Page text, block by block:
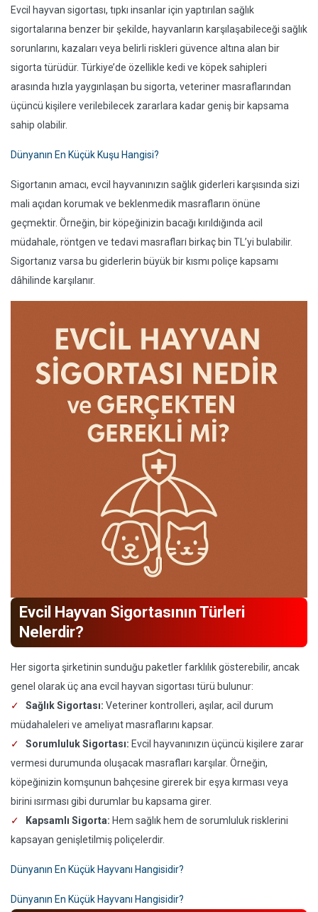
Evcil hayvan sigortası, tıpkı insanlar için yaptırılan sağlık
sigortalarına benzer bir şekilde, hayvanların karşılaşabileceği sağlık
sorunlarını, kazaları veya belirli riskleri güvence altına alan bir
sigorta türüdür. Türkiye’de özellikle kedi ve köpek sahipleri
arasında hızla yaygınlaşan bu sigorta, veteriner masraflarından
üçüncü kişilere verilebilecek zararlara kadar geniş bir kapsama
sahip olabilir.
Dünyanın En Küçük Kuşu Hangisi?
Sigortanın amacı, evcil hayvanınızın sağlık giderleri karşısında sizi
mali açıdan korumak ve beklenmedik masrafların önüne
geçmektir. Örneğin, bir köpeğinizin bacağı kırıldığında acil
müdahale, röntgen ve tedavi masrafları birkaç bin TL’yi bulabilir.
Sigortanız varsa bu giderlerin büyük bir kısmı poliçe kapsamı
dâhilinde karşılanır.
Evcil Hayvan Sigortasının Türleri
Nelerdir?
Her sigorta şirketinin sunduğu paketler farklılık gösterebilir, ancak
genel olarak üç ana evcil hayvan sigortası türü bulunur:
Sağlık Sigortası: Veteriner kontrolleri, aşılar, acil durum
müdahaleleri ve ameliyat masraflarını kapsar.
Sorumluluk Sigortası: Evcil hayvanınızın üçüncü kişilere zarar
vermesi durumunda oluşacak masrafları karşılar. Örneğin,
köpeğinizin komşunun bahçesine girerek bir eşya kırması veya
birini ısırması gibi durumlar bu kapsama girer.
Kapsamlı Sigorta: Hem sağlık hem de sorumluluk risklerini
kapsayan genişletilmiş poliçelerdir.
Dünyanın En Küçük Hayvanı Hangisidir?
Dünyanın En Küçük Hayvanı Hangisidir?